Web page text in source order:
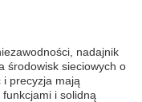
nadajnik
środowisk sieciowych o
i precyzja mają
i solidną